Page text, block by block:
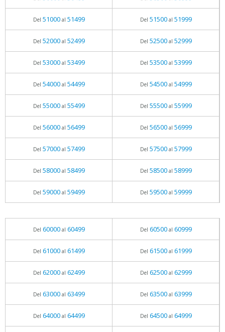
Del 51000al 51499 Del 51500al 51999
Del 52000al 52499 Del 52500al 52999
Del 53000al 53499 Del 53500al 53999
Del 54000al 54499 Del 54500al 54999
Del 55000al 55499 Del 55500al 55999
Del 56000al 56499 Del 56500al 56999
Del 57000al 57499 Del 57500al 57999
Del 58000al 58499 Del 58500al 58999
Del 59000al 59499 Del 59500al 59999
Del 60000al 60499 Del 60500al 60999
Del 61000al 61499 Del 61500al 61999
Del 62000al 62499 Del 62500al 62999
Del 63000al 63499 Del 63500al 63999
Del 64000al 64499 Del 64500al 64999